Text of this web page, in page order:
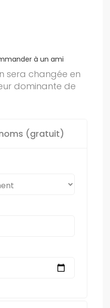
à un ami
sera changée en
dominante de
(gratuit)